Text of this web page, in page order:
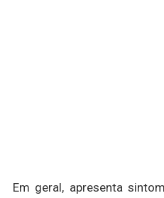
Em geral, apresenta